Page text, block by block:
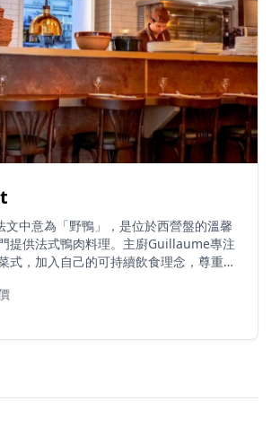
文中意為「野鴨」，是位於西營盤的溫馨
提供法式鴨肉料理。主廚Guillaume專注
式，加入自己的可持續飲食理念，尊重鴨
購鴨肉，提供三種不同品種：朗德鴨、肥